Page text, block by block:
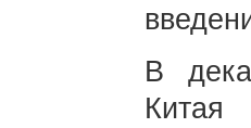
В
Китая